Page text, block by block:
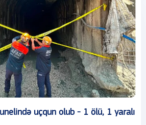
uçqun olub - 1 ölü, 1 yaralı